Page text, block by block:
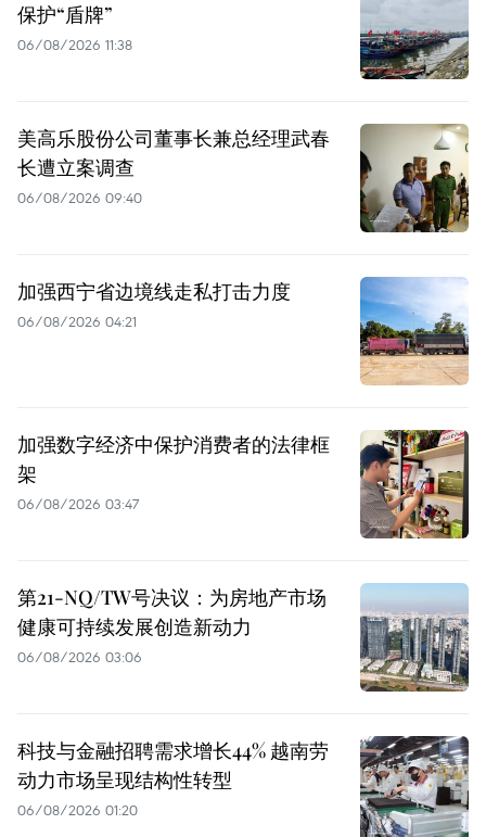
保护“盾牌”
06/08/2026 11:38
美高乐股份公司董事长兼总经理武春
长遭立案调查
06/08/2026 09:40
加强西宁省边境线走私打击力度
06/08/2026 04:21
加强数字经济中保护消费者的法律框
架
06/08/2026 03:47
第21-NQ/TW号决议：为房地产市场
健康可持续发展创造新动力
06/08/2026 03:06
科技与金融招聘需求增长44% 越南劳
动力市场呈现结构性转型
06/08/2026 01:20